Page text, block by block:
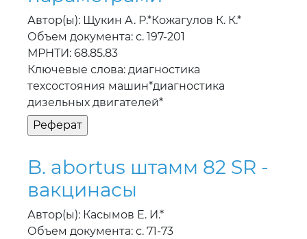
Автор(ы): Щукин А. Р.*Кожагулов К. К.*
Объем документа: с. 197-201
МРНТИ: 68.85.83
Ключевые слова: диагностика
техсостояния машин*диагностика
дизельных двигателей*
B. abortus штамм 82 SR -
вакцинасы
Автор(ы): Касымов Е. И.*
Объем документа: с. 71-73